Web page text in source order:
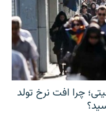
چرا افت نرخ تولد